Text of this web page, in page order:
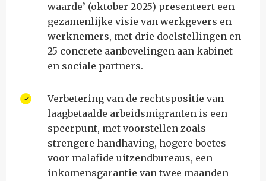
waarde’ (oktober 2025) presenteert een
gezamenlijke visie van werkgevers en
werknemers, met drie doelstellingen en
25 concrete aanbevelingen aan kabinet
en sociale partners.
Verbetering van de rechtspositie van
laagbetaalde arbeidsmigranten is een
speerpunt, met voorstellen zoals
strengere handhaving, hogere boetes
voor malafide uitzendbureaus, een
inkomensgarantie van twee maanden